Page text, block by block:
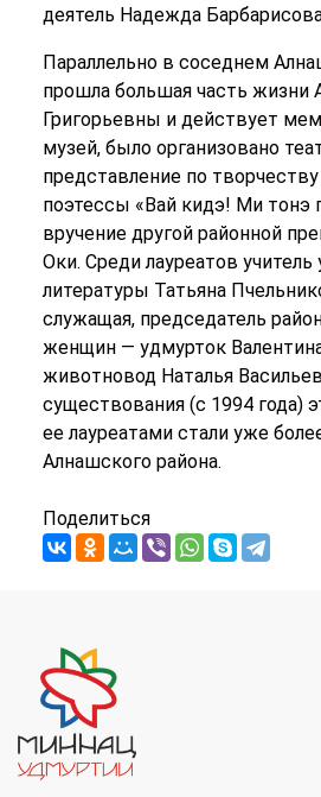
деятель Надежда
Параллельно в соседнем
прошла большая часть жизни
Григорьевны и действует
музей, было организовано
представление по
поэтессы «Вай кидэ! Ми тонэ
вручение другой районной
Оки. Среди лауреатов
литературы Татьяна
служащая, председатель
женщин — удмурток
животновод Наталья
существования (с 1994 года)
ее лауреатами стали уже
Алнашского района.
Поделиться